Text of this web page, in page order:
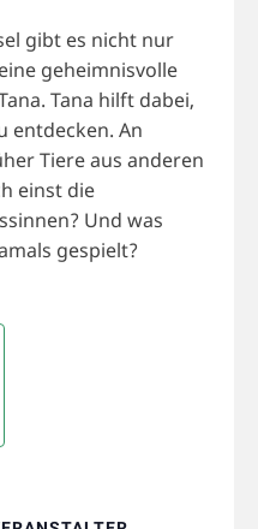
gibt es nicht nur
geheimnisvolle
Tana hilft dabei,
entdecken. An
Tiere aus anderen
einst die
Und was
gespielt?